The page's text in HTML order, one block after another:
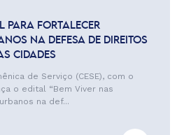
PARA FORTALECER
NA DEFESA DE DIREITOS
CIDADES
de Serviço (CESE), com o
o edital “Bem Viver nas
na def...